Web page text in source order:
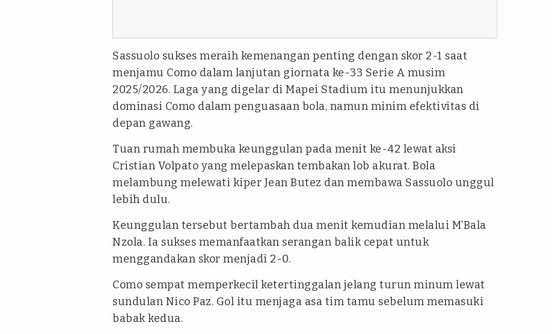
Sassuolo sukses meraih kemenangan penting dengan skor 2-1 saat
menjamu Como dalam lanjutan giornata ke-33 Serie A musim
2025/2026. Laga yang digelar di Mapei Stadium itu menunjukkan
dominasi Como dalam penguasaan bola, namun minim efektivitas di
depan gawang.
Tuan rumah membuka keunggulan pada menit ke-42 lewat aksi
Cristian Volpato yang melepaskan tembakan lob akurat. Bola
melambung melewati kiper Jean Butez dan membawa Sassuolo unggul
lebih dulu.
Keunggulan tersebut bertambah dua menit kemudian melalui M’Bala
Nzola. Ia sukses memanfaatkan serangan balik cepat untuk
menggandakan skor menjadi 2-0.
Como sempat memperkecil ketertinggalan jelang turun minum lewat
sundulan Nico Paz. Gol itu menjaga asa tim tamu sebelum memasuki
babak kedua.